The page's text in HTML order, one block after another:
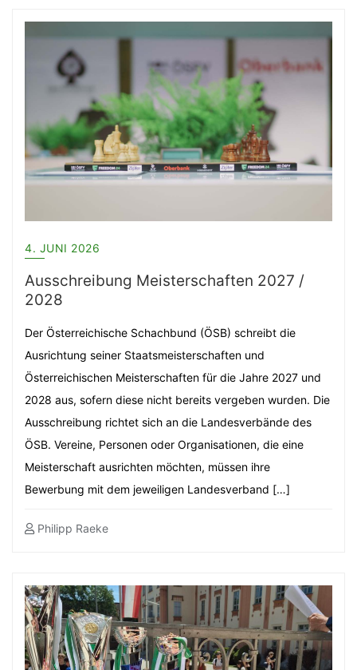
4. JUNI 2026
Ausschreibung Meisterschaften 2027 /
2028
Der Österreichische Schachbund (ÖSB) schreibt die
Ausrichtung seiner Staatsmeisterschaften und
Österreichischen Meisterschaften für die Jahre 2027 und
2028 aus, sofern diese nicht bereits vergeben wurden. Die
Ausschreibung richtet sich an die Landesverbände des
ÖSB. Vereine, Personen oder Organisationen, die eine
Meisterschaft ausrichten möchten, müssen ihre
Bewerbung mit dem jeweiligen Landesverband […]
Philipp Raeke